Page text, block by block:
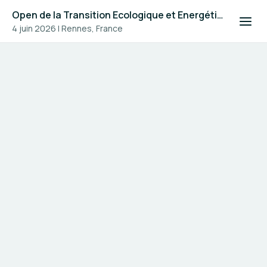
Open de la Transition Ecologique et Energétique #4
4 juin 2026 | Rennes, France